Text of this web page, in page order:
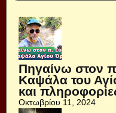
Πηγαίνω στον
Καψάλα του
και
Οκτωβρίου 11, 2024